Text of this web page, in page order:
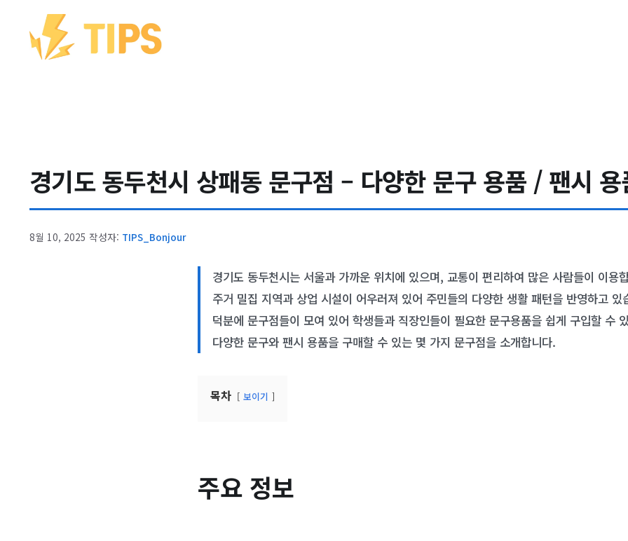
건너뛰기
경기도 동두천시 상패동 문구점 – 다양한 문구 용품 / 팬시
8월 10, 2025 작성자: TIPS_Bonjour
경기도 동두천시는 서울과 가까운 위치에 있으며, 교통이 편리하여 많은 사람들이 이용
주거 밀집 지역과 상업 시설이 어우러져 있어 주민들의 다양한 생활 패턴을 반영하고 있
덕분에 문구점들이 모여 있어 학생들과 직장인들이 필요한 문구용품을 쉽게 구입할 수
다양한 문구와 팬시 용품을 구매할 수 있는 몇 가지 문구점을 소개합니다.
목차 보이기
주요 정보